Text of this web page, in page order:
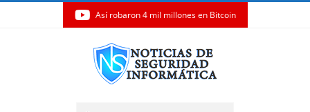
Así robaron 4 mil millones en Bitcoin